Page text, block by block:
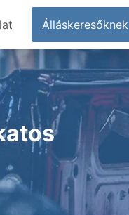
Álláskeresőknek